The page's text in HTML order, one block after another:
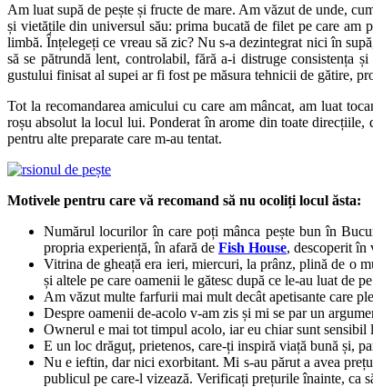
Am luat supă de pește și fructe de mare. Am văzut de unde,
și vietățile din universul său: prima bucată de filet pe care am
limbă. Înțelegeți ce vreau să zic? Nu s-a dezintegrat nici în
să se pătrundă lent, controlabil, fără a-i distruge consistența
gustului finisat al supei ar fi fost pe măsura tehnicii de gătire,
Tot la recomandarea amicului cu care am mâncat, am luat
roșu absolut la locul lui. Ponderat în arome din toate direcțiile,
pentru alte preparate care m-au tentat.
Motivele pentru care vă recomand să nu ocoliți locul ăsta:
Numărul locurilor în care poți mânca pește bun în
propria experiență, în afară de Fish House, descoperit în
Vitrina de gheață era ieri, miercuri, la prânz, plină de o
și altele pe care oamenii le gătesc după ce le-au luat de
Am văzut multe farfurii mai mult decât apetisante care
Despre oamenii de-acolo v-am zis și mi se par un
Ownerul e mai tot timpul acolo, iar eu chiar sunt sensibil
E un loc drăguț, prietenos, care-ți inspiră viață bună și,
Nu e ieftin, dar nici exorbitant. Mi s-au părut a avea
publicul pe care-l vizează. Verificați prețurile înainte, ca